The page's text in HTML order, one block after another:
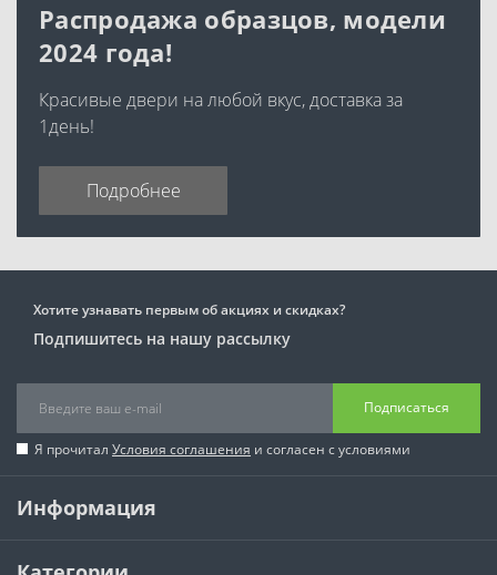
Распродажа образцов, модели
2024 года!
Красивые двери на любой вкус, доставка за
1день!
Подробнее
Хотите узнавать первым об акциях и скидках?
Подпишитесь на нашу рассылку
Подписаться
Я прочитал Условия соглашения и согласен с условиями
Информация